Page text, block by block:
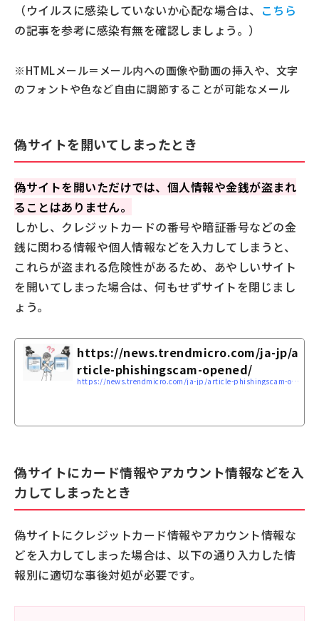
（ウイルスに感染していないか心配な場合は、 こちら
の記事を参考に感染有無を確認しましょう。）
※HTMLメール＝メール内への画像や動画の挿入や、文字
のフォントや色など自由に調節することが可能なメール
偽サイトを開いてしまったとき
偽サイトを開いただけでは、個人情報や金銭が盗まれ
ることはありません。
しかし、クレジットカードの番号や暗証番号などの金
銭に関わる情報や個人情報などを入力してしまうと、
これらが盗まれる危険性があるため、あやしいサイト
を開いてしまった場合は、何もせずサイトを閉じまし
ょう。
https://news.trendmicro.com/ja-jp/a
rticle-phishingscam-opened/
https://news.trendmicro.com/ja-jp/article-phishingscam-opened/
偽サイトにカード情報やアカウント情報などを入
力してしまったとき
偽サイトにクレジットカード情報やアカウント情報な
どを入力してしまった場合は、以下の通り入力した情
報別に適切な事後対処が必要です。